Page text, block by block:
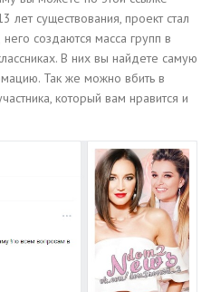
лет существования, проект стал
создаются масса групп в
В них вы найдете самую
Так же можно вбить в
который вам нравится и